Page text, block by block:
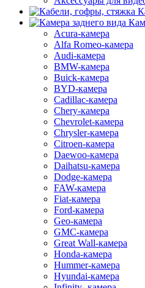
Acura-камера
Alfa Romeo-камера
Audi-камера
BMW-камера
Buick-камера
BYD-камера
Cadillac-камера
Chery-камера
Chevrolet-камера
Chrysler-камера
Citroen-камера
Daewoo-камера
Daihatsu-камера
Dodge-камера
FAW-камера
Fiat-камера
Ford-камера
Geo-камера
GMC-камера
Great Wall-камера
Honda-камера
Hummer-камера
Hyundai-камера